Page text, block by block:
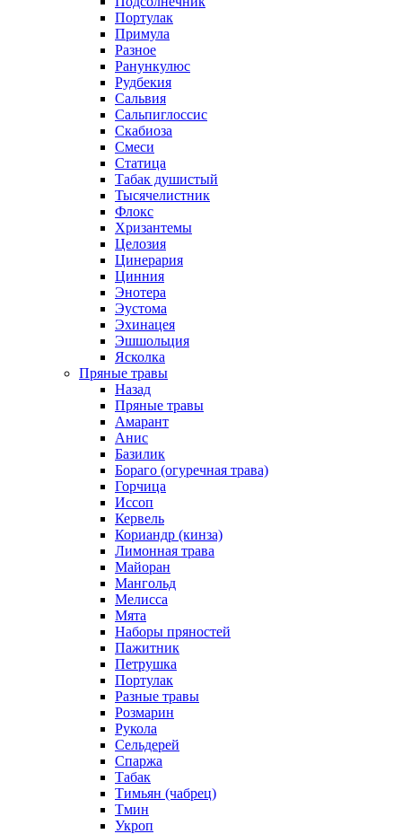
Портулак
Примула
Разное
Ранункулюс
Рудбекия
Сальвия
Сальпиглоссис
Скабиоза
Смеси
Статица
Табак душистый
Тысячелистник
Флокс
Хризантемы
Целозия
Цинерария
Цинния
Энотера
Эустома
Эхинацея
Эшшольция
Ясколка
Пряные травы
Назад
Пряные травы
Амарант
Анис
Базилик
Бораго (огуречная трава)
Горчица
Иссоп
Кервель
Кориандр (кинза)
Лимонная трава
Майоран
Мангольд
Мелисса
Мята
Наборы пряностей
Пажитник
Петрушка
Портулак
Разные травы
Розмарин
Рукола
Сельдерей
Спаржа
Табак
Тимьян (чабрец)
Тмин
Укроп